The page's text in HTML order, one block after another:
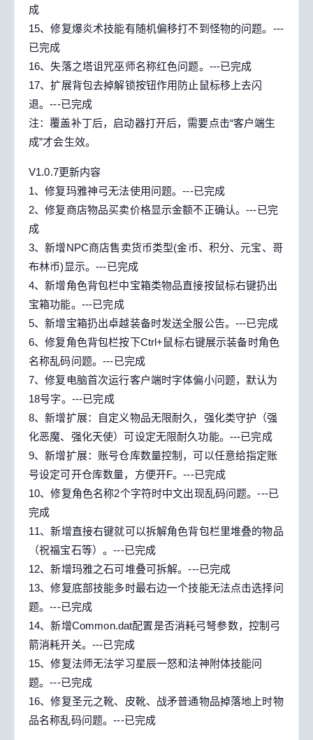
成
15、修复爆炎术技能有随机偏移打不到怪物的问题。---
已完成
16、失落之塔诅咒巫师名称红色问题。---已完成
17、扩展背包去掉解锁按钮作用防止鼠标移上去闪
退。---已完成
注：覆盖补丁后，启动器打开后，需要点击“客户端生
成”才会生效。
V1.0.7更新内容
1、修复玛雅神弓无法使用问题。---已完成
2、修复商店物品买卖价格显示金额不正确认。---已完
成
3、新增NPC商店售卖货币类型(金币、积分、元宝、哥
布林币)显示。---已完成
4、新增角色背包栏中宝箱类物品直接按鼠标右键扔出
宝箱功能。---已完成
5、新增宝箱扔出卓越装备时发送全服公告。---已完成
6、修复角色背包栏按下Ctrl+鼠标右键展示装备时角色
名称乱码问题。---已完成
7、修复电脑首次运行客户端时字体偏小问题，默认为
18号字。---已完成
8、新增扩展：自定义物品无限耐久，强化类守护（强
化恶魔、强化天使）可设定无限耐久功能。---已完成
9、新增扩展：账号仓库数量控制，可以任意给指定账
号设定可开仓库数量，方便开F。---已完成
10、修复角色名称2个字符时中文出现乱码问题。---已
完成
11、新增直接右键就可以拆解角色背包栏里堆叠的物品
（祝福宝石等）。---已完成
12、新增玛雅之石可堆叠可拆解。---已完成
13、修复底部技能多时最右边一个技能无法点击选择问
题。---已完成
14、新增Common.dat配置是否消耗弓弩参数，控制弓
箭消耗开关。---已完成
15、修复法师无法学习星辰一怒和法神附体技能问
题。---已完成
16、修复圣元之靴、皮靴、战矛普通物品掉落地上时物
品名称乱码问题。---已完成